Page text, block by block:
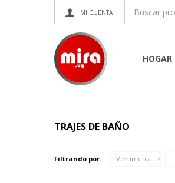
HOGAR
TRAJES DE BAÑO
Filtrando por: Vestimenta